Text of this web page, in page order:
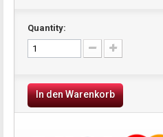
Quantity:
In den Warenkorb